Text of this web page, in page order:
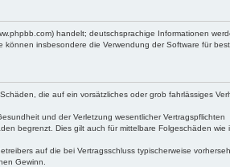
handelt; deutschsprachige Informationen
insbesondere die Verwendung der Software für
die auf ein vorsätzliches oder grob fahrlässiges
und der Verletzung wesentlicher Vertragspflichten
begrenzt. Dies gilt auch für mittelbare Folgeschäden wie
auf die bei Vertragsschluss typischerweise
Gewinn.